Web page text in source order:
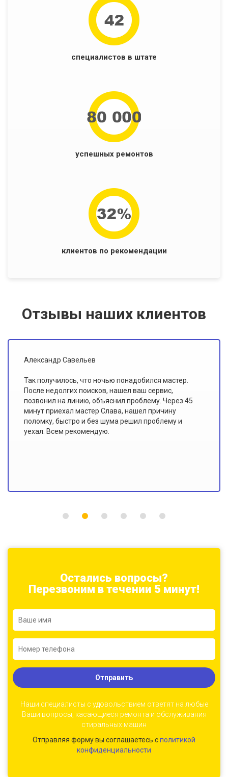
специалистов в штате
успешных ремонтов
клиентов по рекомендации
Отзывы наших клиентов
Иван Ольховский
Я всегда считал, что мастеры по ремонту плохо
знают свою работу. Этот сервис доказал мне
обратное. В "Доверии" работают именно
профессионалы, потому что такого качества
ремонта и сервиса я еще не видел!
Остались вопросы?
Перезвоним в течении 5 минут!
Отправить
Наши специалисты с удовольствием ответят на любые
Ваши вопросы, касающиеся ремонта и обслуживания
стиральных машин
Отправляя форму вы соглашаетесь сполитикой
конфиденциальности